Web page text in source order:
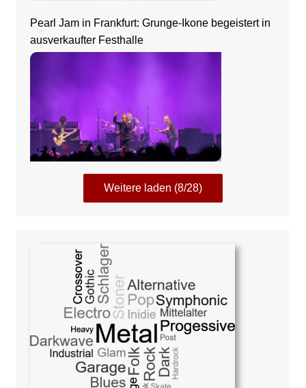
Pearl Jam in Frankfurt: Grunge-Ikone begeistert in
ausverkaufter Festhalle
Weitere laden (8/28)